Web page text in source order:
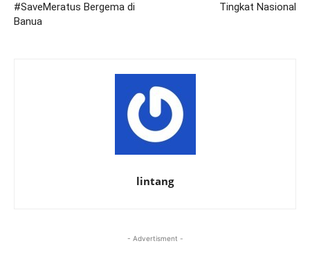
#SaveMeratus Bergema di
Banua
Tingkat Nasional
lintang
- Advertisment -